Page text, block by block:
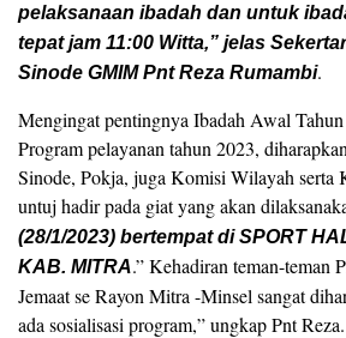
pelaksanaan ibadah dan untuk
tepat jam 11:00 Witta,” jelas
Sinode GMIM Pnt Reza Rumambi.
Mengingat pentingnya Ibadah Awal Tahun
Program pelayanan tahun 2023,
Sinode, Pokja, juga Komisi Wilayah serta
untuj hadir pada giat yang akan
(28/1/2023) bertempat di SPORT
KAB. MITRA.” Kehadiran teman-teman
Jemaat se Rayon Mitra -Minsel sangat
ada sosialisasi program,” ungkap Pnt Reza.